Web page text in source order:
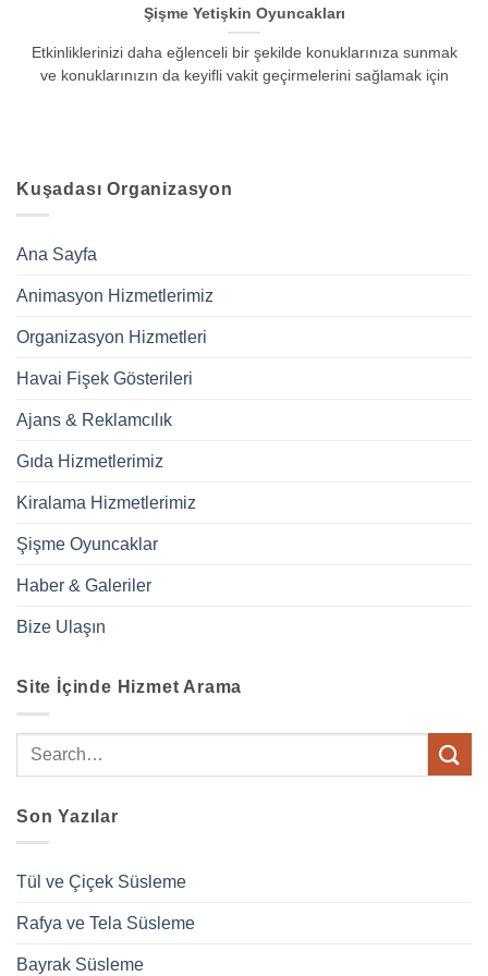
Şişme Yetişkin Oyuncakları
Etkinliklerinizi daha eğlenceli bir şekilde konuklarınıza sunmak
ve konuklarınızın da keyifli vakit geçirmelerini sağlamak için
Kuşadası Organizasyon
Ana Sayfa
Animasyon Hizmetlerimiz
Organizasyon Hizmetleri
Havai Fişek Gösterileri
Ajans & Reklamcılık
Gıda Hizmetlerimiz
Kiralama Hizmetlerimiz
Şişme Oyuncaklar
Haber & Galeriler
Bize Ulaşın
Site İçinde Hizmet Arama
Son Yazılar
Tül ve Çiçek Süsleme
Rafya ve Tela Süsleme
Bayrak Süsleme